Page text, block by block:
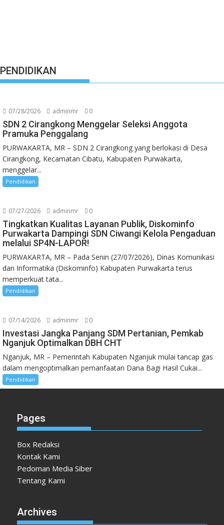
PENDIDIKAN
07/28/2026 adminmr 0
SDN 2 Cirangkong Menggelar Seleksi Anggota
Pramuka Penggalang
PURWAKARTA, MR – SDN 2 Cirangkong yang berlokasi di Desa
Cirangkong, Kecamatan Cibatu, Kabupaten Purwakarta,
menggelar...
Pendidikan
07/27/2026 adminmr 0
Tingkatkan Kualitas Layanan Publik, Diskominfo
Purwakarta Dampingi SDN Ciwangi Kelola Pengaduan
melalui SP4N-LAPOR!
PURWAKARTA, MR – Pada Senin (27/07/2026), Dinas Komunikasi
dan Informatika (Diskominfo) Kabupaten Purwakarta terus
memperkuat tata...
Pendidikan
07/14/2026 adminmr 0
Investasi Jangka Panjang SDM Pertanian, Pemkab
Nganjuk Optimalkan DBH CHT
Nganjuk, MR – Pemerintah Kabupaten Nganjuk mulai tancap gas
dalam mengoptimalkan pemanfaatan Dana Bagi Hasil Cukai...
Pendidikan
Pages
Box Redaksi
Kontak Kami
Pedoman Media Siber
Tentang Kami
Archives